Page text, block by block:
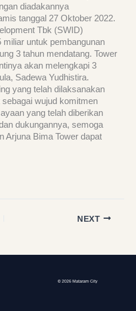
diadakannya
tanggal 27 Oktober 2022.
Tbk (SWID)
untuk pembangunan
3 tahun mendatang. Tower
akan melengkapi 3
Sadewa Yudhistira.
yang telah dilaksanakan
wujud komitmen
yang telah diberikan
dukungannya, semoga
Arjuna Bima Tower dapat
NEXT
© 2026 Mataram City